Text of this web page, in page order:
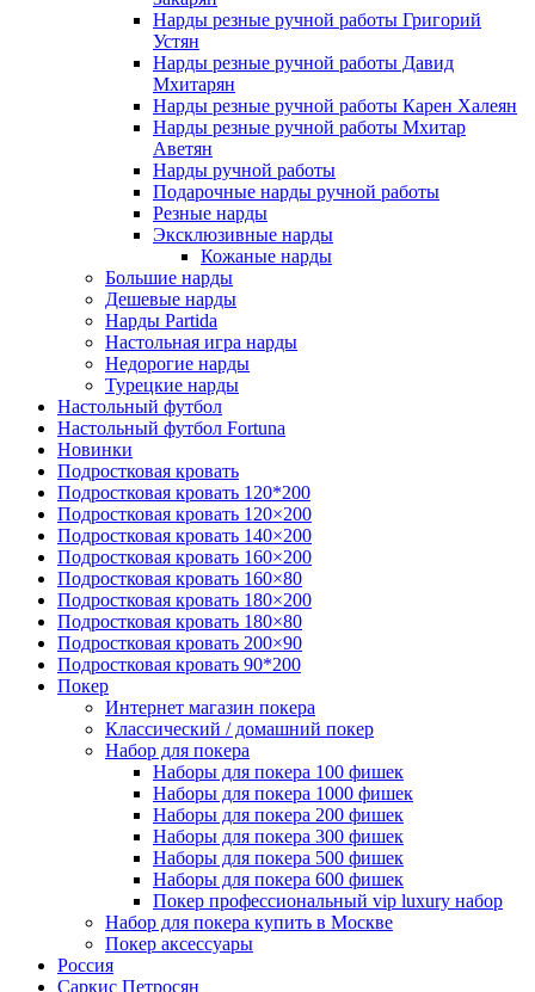
Нарды резные ручной работы Григорий
Устян
Нарды резные ручной работы Давид
Мхитарян
Нарды резные ручной работы Карен Халеян
Нарды резные ручной работы Мхитар
Аветян
Нарды ручной работы
Подарочные нарды ручной работы
Резные нарды
Эксклюзивные нарды
Кожаные нарды
Большие нарды
Дешевые нарды
Нарды Partida
Настольная игра нарды
Недорогие нарды
Турецкие нарды
Настольный футбол
Настольный футбол Fortuna
Новинки
Подростковая кровать
Подростковая кровать 120*200
Подростковая кровать 120×200
Подростковая кровать 140×200
Подростковая кровать 160×200
Подростковая кровать 160×80
Подростковая кровать 180×200
Подростковая кровать 180×80
Подростковая кровать 200×90
Подростковая кровать 90*200
Покер
Интернет магазин покера
Классический / домашний покер
Набор для покера
Наборы для покера 100 фишек
Наборы для покера 1000 фишек
Наборы для покера 200 фишек
Наборы для покера 300 фишек
Наборы для покера 500 фишек
Наборы для покера 600 фишек
Покер профессиональный vip luxury набор
Набор для покера купить в Москве
Покер аксессуары
Россия
Саркис Петросян